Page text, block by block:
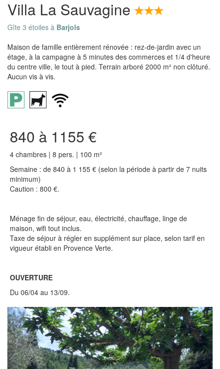
Villa La Sauvagine
Gîte 3 étoiles à Barjols
Maison de famille entièrement rénovée : rez-de-jardin avec un
étage, à la campagne à 5 minutes des commerces et 1/4 d'heure
du centre ville, le tout à pied. Terrain arboré 2000 m² non clôturé.
Aucun vis à vis.
840 à 1155 €
4 chambres | 8 pers. | 100 m²
Semaine : de 840 à 1 155 € (selon la période à partir de 7 nuits
minimum)
Caution : 800 €.
Ménage fin de séjour, eau, électricité, chauffage, linge de
maison, wifi tout inclus.
Taxe de séjour à régler en supplément sur place, selon tarif en
vigueur établi en Provence Verte.
OUVERTURE
Du 06/04 au 13/09.